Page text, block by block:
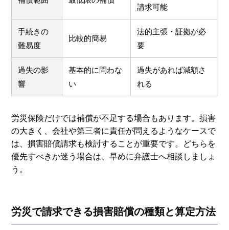
請求可能
手続きの
難易度
比較的簡易
法的主張・証拠が必
要
過失の影
響
基本的に問わな
い
過失があれば減額さ
れる
労災保険だけでは補償が不足する場合もあります。損害
の大きく、会社や第三者に責任が問えるようなケースで
は、損害賠償請求も検討することが重要です。どちらを
優先すべきか迷う場合は、早めに弁護士へ相談しましょ
う。
労災で請求できる損害賠償の種類と算定方法